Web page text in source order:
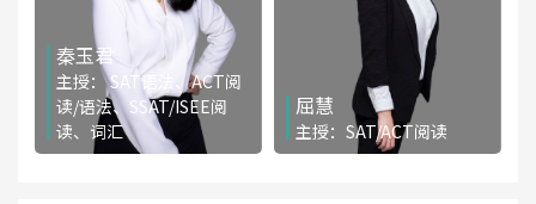
秦玉君
主授： SAT语法、ACT阅
读/语法、SSAT/ISEE阅
读、词汇
屈慧
主授：SAT/ACT阅读